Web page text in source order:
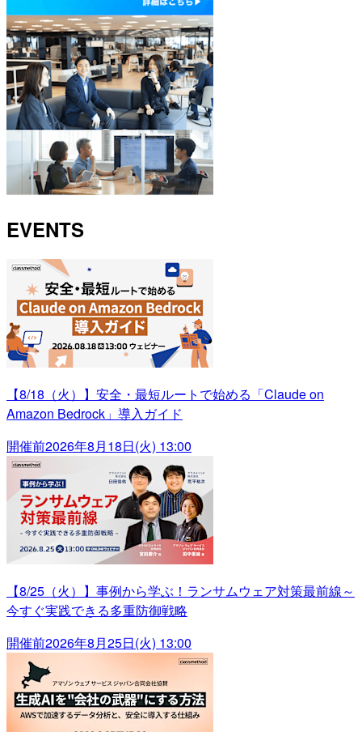
EVENTS
【8/18（火）】安全・最短ルートで始める「Claude on
Amazon Bedrock」導入ガイド
開催前2026年8月18日(火) 13:00
【8/25（火）】事例から学ぶ！ランサムウェア対策最前線～
今すぐ実践できる多重防御戦略
開催前2026年8月25日(火) 13:00